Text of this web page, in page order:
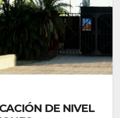
DE NIVEL